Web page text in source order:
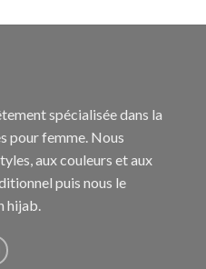
spécialisée dans la
pour femme. Nous
aux couleurs et aux
puis nous le
hijab.